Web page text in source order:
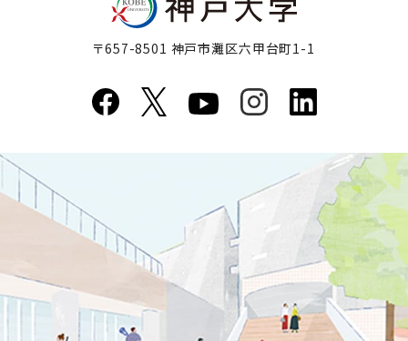
〒657-8501 神戸市灘区六甲台町1-1